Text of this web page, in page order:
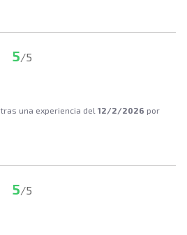
5/5
, tras una experiencia del12/2/2026 por
5/5